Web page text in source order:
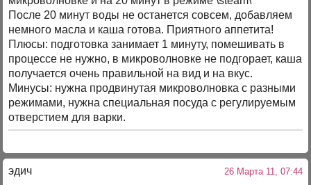
После 20 минут воды не останется совсем, добавляем
немного масла и каша готова. Приятного аппетита!
Плюсы: подготовка занимает 1 минуту, помешивать в
процессе не нужно, в микроволновке не подгорает, каша
получается очень правильной на вид и на вкус.
Минусы: нужна продвинутая микроволновка с разными
режимами, нужна специальная посуда с регулируемым
отверстием для варки.
эдич 26 Марта 11, 07:44